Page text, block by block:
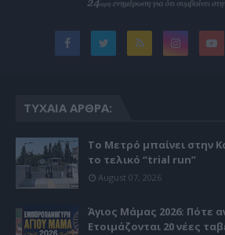
ΤΥΧΑΊΑ ΆΡΘΡΑ:
Το Μετρό μπαίνει στην
το τελικό “trial run”
August 07, 2026
Άγιος Μάμας 2026: Πότε
Ετοιμάζονται 20 νέες